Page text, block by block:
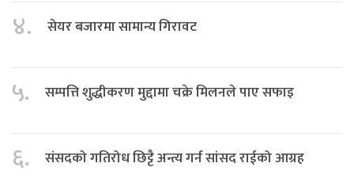
४. सेयर बजारमा सामान्य गिरावट
५. सम्पत्ति शुद्धीकरण मुद्दामा चक्रे मिलनले पाए सफाइ
६. संसदको गतिरोध छिट्टै अन्त्य गर्न सांसद राईको आग्रह